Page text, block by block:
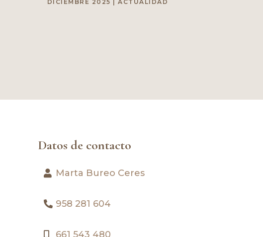
DICIEMBRE 2025 |ACTUALIDAD
Datos de contacto
Marta Bureo Ceres
958 281 604
661 543 480